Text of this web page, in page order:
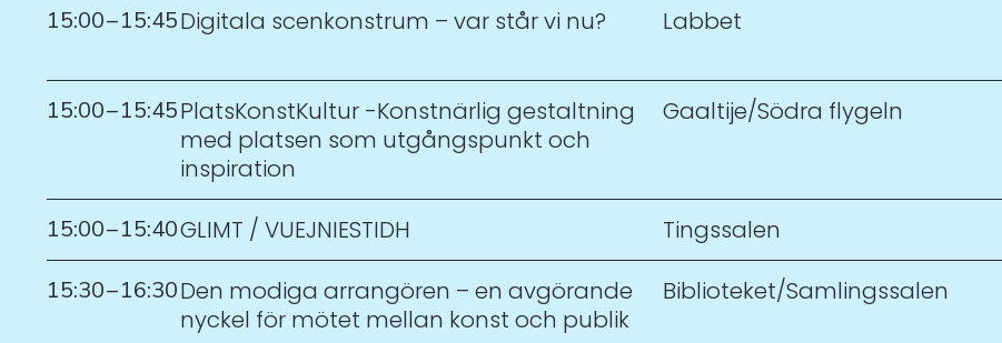
15:00–15:45Digitala scenkonstrum – var står vi nu? Labbet
15:00–15:45PlatsKonstKultur -Konstnärlig gestaltning
med platsen som utgångspunkt och
inspiration
Gaaltije/Södra flygeln
15:00–15:40GLIMT / VUEJNIESTIDH Tingssalen
15:30–16:30Den modiga arrangören – en avgörande
nyckel för mötet mellan konst och publik
Biblioteket/Samlingssalen